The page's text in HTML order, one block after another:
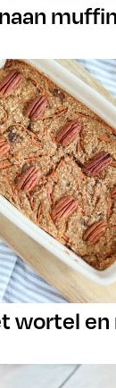
wortel en